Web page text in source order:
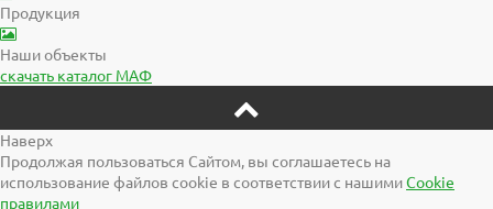
Продукция
Наши объекты
скачать каталог МАФ
Наверх
Продолжая пользоваться Сайтом, вы соглашаетесь на
использование файлов cookie в соответствии с нашимиCookiе
правилами